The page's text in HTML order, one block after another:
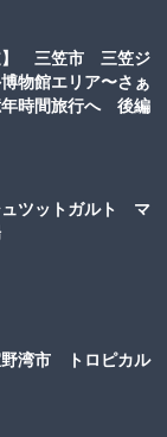
】 三笠市 三笠ジ
物館エリア〜さぁ
年時間旅行へ 後編
ュツットガルト マ
野湾市 トロピカル